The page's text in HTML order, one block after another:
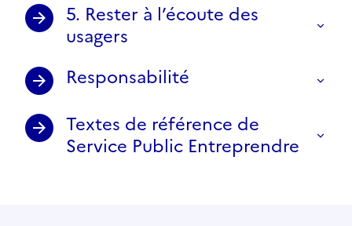
5. Rester à l’écoute des
usagers
Responsabilité
Textes de référence de
Service Public Entreprendre